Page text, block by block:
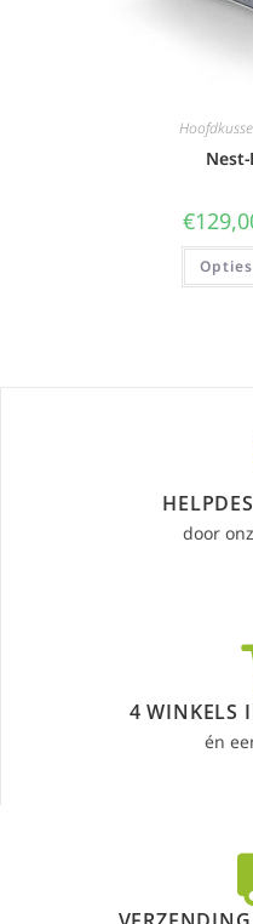
€
door
4 WINKELS
én